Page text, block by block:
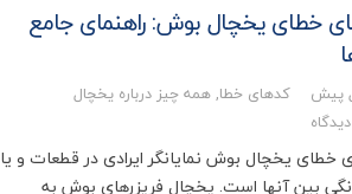
خطای یخچال بوش: راهنمای جامع
کدهای خطا,همه چیز درباره یخچال
خطای یخچال بوش نمایانگر ایرادی در قطعات و یا
بین آنها است. یخچال فریزرهای بوش به